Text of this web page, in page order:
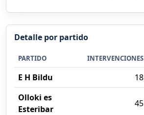
Detalle por partido
PARTIDO INTERVENCIONES
E H Bildu 18
Olloki es
Esteribar
45